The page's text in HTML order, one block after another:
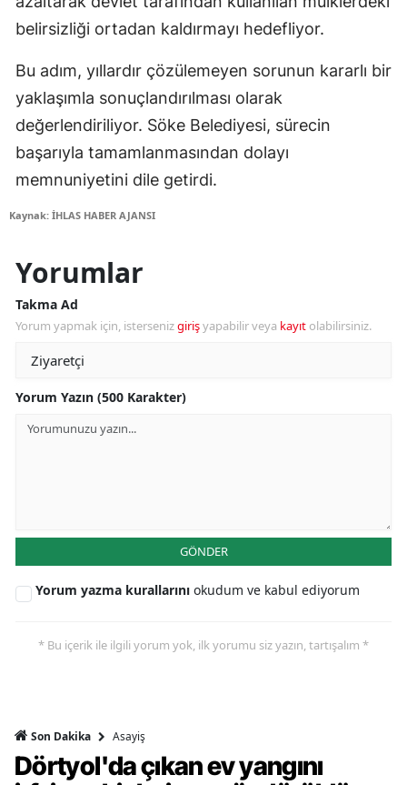
belirsizliği ortadan kaldırmayı hedefliyor.
Bu adım, yıllardır çözülemeyen sorunun kararlı bir
yaklaşımla sonuçlandırılması olarak
değerlendiriliyor. Söke Belediyesi, sürecin
başarıyla tamamlanmasından dolayı
memnuniyetini dile getirdi.
Kaynak: İHLAS HABER AJANSI
Yorumlar
Takma Ad
Yorum yapmak için, istersenizgirişyapabilir veya kayıt olabilirsiniz.
Yorum Yazın (500 Karakter)
GÖNDER
Yorum yazma kurallarını okudum ve kabul ediyorum
* Bu içerik ile ilgili yorum yok, ilk yorumu siz yazın, tartışalım *
Son Dakika Asayiş
Dörtyol'da çıkan ev yangını